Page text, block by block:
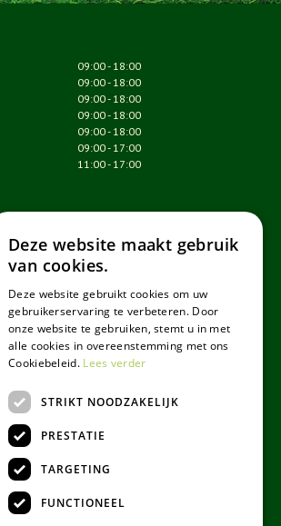
09:00 - 18:00
09:00 - 18:00
09:00 - 18:00
09:00 - 18:00
09:00 - 18:00
09:00 - 17:00
11:00 - 17:00
Deze website maakt gebruik
van cookies.
Deze website gebruikt cookies om uw
gebruikerservaring te verbeteren. Door
onze website te gebruiken, stemt u in met
alle cookies in overeenstemming met ons
Cookiebeleid. Lees verder
STRIKT NOODZAKELIJK
PRESTATIE
TARGETING
FUNCTIONEEL